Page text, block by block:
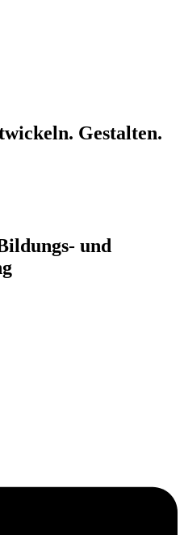
Gestalten.
und